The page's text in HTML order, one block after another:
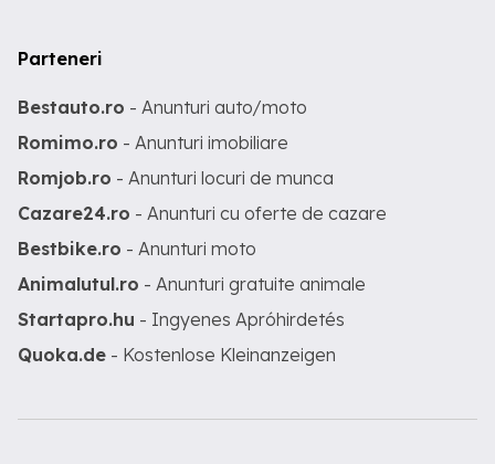
Parteneri
Bestauto.ro - Anunturi auto/moto
Romimo.ro - Anunturi imobiliare
Romjob.ro - Anunturi locuri de munca
Cazare24.ro - Anunturi cu oferte de cazare
Bestbike.ro - Anunturi moto
Animalutul.ro - Anunturi gratuite animale
Startapro.hu - Ingyenes Apróhirdetés
Quoka.de - Kostenlose Kleinanzeigen